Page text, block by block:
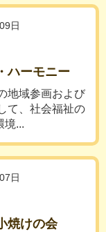
日
ハーモニー
地域参画および
て、社会福祉の
境...
日
焼けの会